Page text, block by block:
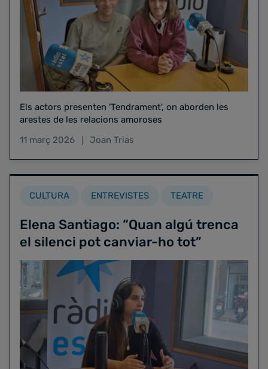
Els actors presenten 'Tendrament', on aborden les
arestes de les relacions amoroses
11 març 2026
Joan Trias
CULTURA ENTREVISTES TEATRE
Elena Santiago: “Quan algú trenca
el silenci pot canviar-ho tot”